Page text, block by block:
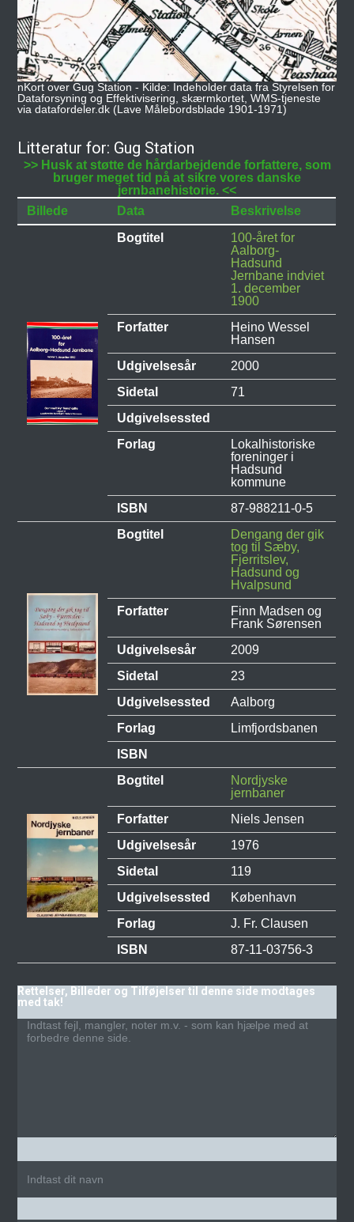
nKort over Gug Station - Kilde: Indeholder data fra Styrelsen for
Dataforsyning og Effektivisering, skærmkortet, WMS-tjeneste
via datafordeler.dk (Lave Målebordsblade 1901-1971)
Litteratur for: Gug Station
>> Husk at støtte de hårdarbejdende forfattere, som
bruger meget tid på at sikre vores danske
jernbanehistorie. <<
Billede
Data
Beskrivelse
Bogtitel
100-året for
Aalborg-
Hadsund
Jernbane indviet
1. december
1900
Forfatter
Heino Wessel
Hansen
Udgivelsesår
2000
Sidetal
71
Udgivelsessted
Forlag
Lokalhistoriske
foreninger i
Hadsund
kommune
ISBN
87-988211-0-5
Bogtitel
Dengang der gik
tog til Sæby,
Fjerritslev,
Hadsund og
Hvalpsund
Forfatter
Finn Madsen og
Frank Sørensen
Udgivelsesår
2009
Sidetal
23
Udgivelsessted
Aalborg
Forlag
Limfjordsbanen
ISBN
Bogtitel
Nordjyske
jernbaner
Forfatter
Niels Jensen
Udgivelsesår
1976
Sidetal
119
Udgivelsessted
København
Forlag
J. Fr. Clausen
ISBN
87-11-03756-3
Rettelser, Billeder og Tilføjelser til denne side modtages
med tak!